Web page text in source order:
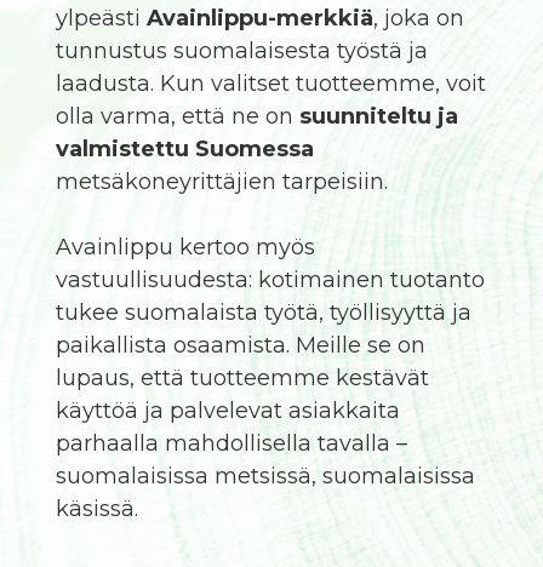
ylpeästiAvainlippu-merkkiä, joka on
tunnustus suomalaisesta työstä ja
laadusta. Kun valitset tuotteemme, voit
olla varma, että ne on suunniteltu ja
valmistettu Suomessa
metsäkoneyrittäjien tarpeisiin.
Avainlippu kertoo myös
vastuullisuudesta: kotimainen tuotanto
tukee suomalaista työtä, työllisyyttä ja
paikallista osaamista. Meille se on
lupaus, että tuotteemme kestävät
käyttöä ja palvelevat asiakkaita
parhaalla mahdollisella tavalla –
suomalaisissa metsissä, suomalaisissa
käsissä.